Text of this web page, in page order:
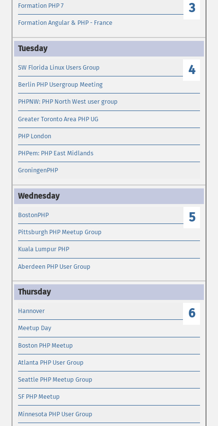
3
Formation PHP 7
Formation Angular & PHP - France
4
SW Florida Linux Users Group
Berlin PHP Usergroup Meeting
PHPNW: PHP North West user group
Greater Toronto Area PHP UG
PHP London
PHPem: PHP East Midlands
GroningenPHP
5
BostonPHP
Pittsburgh PHP Meetup Group
Kuala Lumpur PHP
Aberdeen PHP User Group
6
Hannover
Meetup Day
Boston PHP Meetup
Atlanta PHP User Group
Seattle PHP Meetup Group
SF PHP Meetup
Minnesota PHP User Group